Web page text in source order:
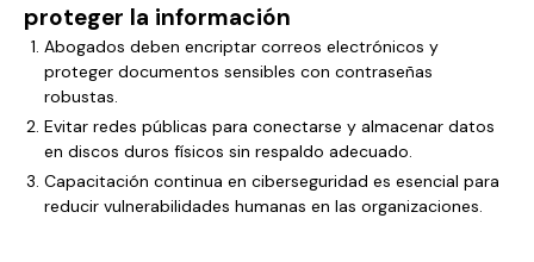
proteger la información
Abogados deben encriptar correos electrónicos y
proteger documentos sensibles con contraseñas
robustas.
Evitar redes públicas para conectarse y almacenar datos
en discos duros físicos sin respaldo adecuado.
Capacitación continua en ciberseguridad es esencial para
reducir vulnerabilidades humanas en las organizaciones.